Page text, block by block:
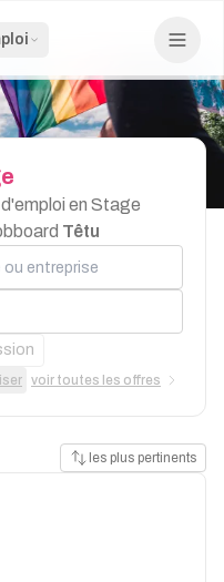
en Stage
Têtu
voir toutes les offres
les plus pertinents